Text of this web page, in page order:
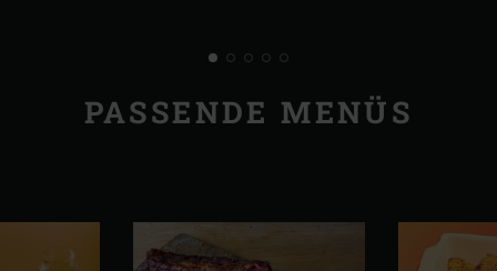
PASSENDE MENÜS